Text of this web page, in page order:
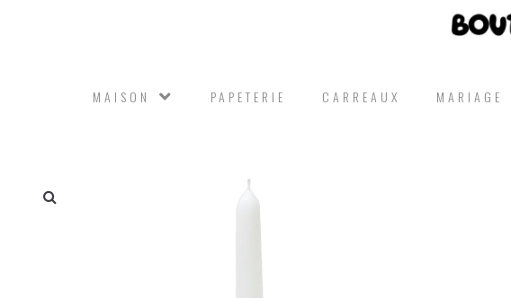
MAISON PAPETERIE CARREAUX MARIAGE